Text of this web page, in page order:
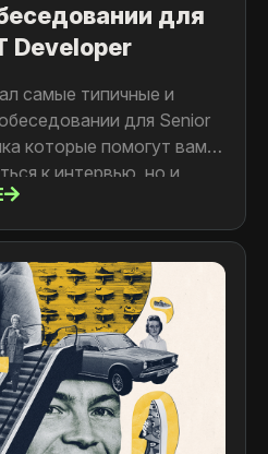
для
Developer
самые типичные и
для Senior
которые помогут вам
к интервью, но и
по многим смежным с